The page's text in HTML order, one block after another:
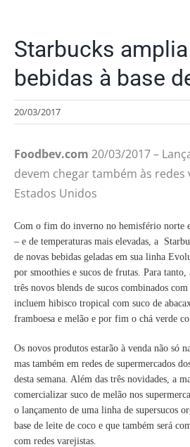
Starbucks
bebidas à base
20/03/2017
Foodbev.com 20/03/2017 –
devem chegar também às redes
Estados Unidos
Com o fim do inverno no hemisfério norte
– e de temperaturas mais elevadas, a
de novas bebidas geladas em sua linha
por smoothies e sucos de frutas. Para
três novos blends de sucos combinados com
incluem hibisco tropical com suco de
framboesa e melão e por fim o chá verde
Os novos produtos estarão à venda não só
mas também em redes de supermercados
desta semana. Além das três novidades, a
comercializar suco de melão nos
o lançamento de uma linha de supersucos
base de leite de coco e que também será
com redes varejistas.